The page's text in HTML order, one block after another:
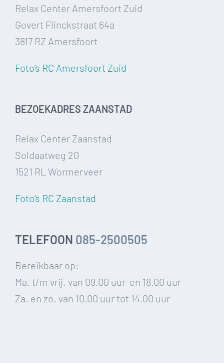
Relax Center Amersfoort Zuid
Govert Flinckstraat 64a
3817 RZ Amersfoort
Foto’s RC Amersfoort Zuid
BEZOEKADRES ZAANSTAD
Relax Center Zaanstad
Soldaatweg 20
1521 RL Wormerveer
Foto’s RC Zaanstad
TELEFOON 085-2500505
Bereikbaar op:
Ma. t/m vrij. van 09.00 uur en 18.00 uur
Za. en zo. van 10.00 uur tot 14.00 uur